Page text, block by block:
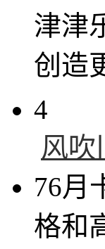
津津
创造
4
风吹
76月
格和